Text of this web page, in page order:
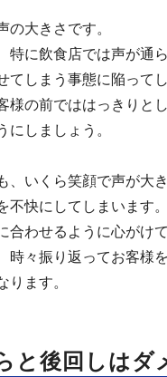
の大きさです。
特に飲食店では声が通
てしまう事態に陥ってし
様の前でははっきりと
にしましょう。
、いくら笑顔で声が大
不快にしてしまいます。
合わせるように心がけ
時々振り返ってお客様
ります。
と後回しはダ